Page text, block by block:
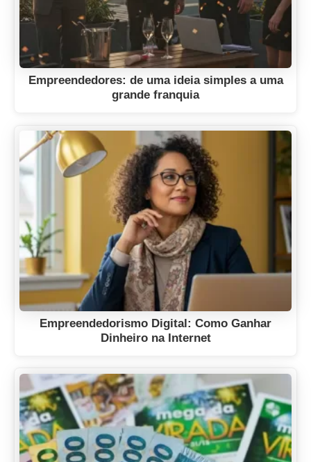
Empreendedores: de uma ideia simples a uma
grande franquia
Empreendedorismo Digital: Como Ganhar
Dinheiro na Internet